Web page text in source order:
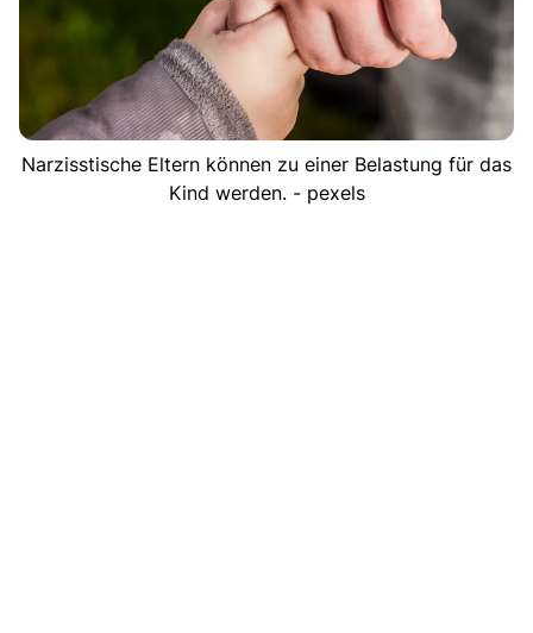
Narzisstische Eltern können zu einer Belastung für das
Kind werden. - pexels